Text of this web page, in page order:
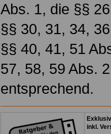
Abs. 1, die §§
§§ 30, 31, 34,
§§ 40, 41, 51
57, 58, 59 Abs.
entsprechend.
inkl.